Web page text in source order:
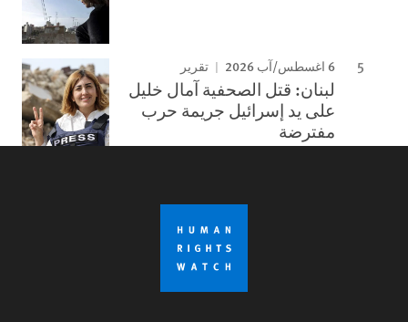
6 اغسطس/آب 2026 تقرير
لبنان: قتل الصحفية آمال خليل
على يد إسرائيل جريمة حرب
مفترضة